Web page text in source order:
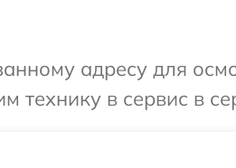
адресу для
технику в сервис в